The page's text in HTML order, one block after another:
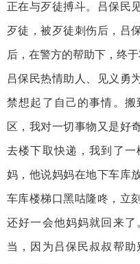
正在与歹徒搏斗。吕保民
歹徒，被歹徒刺伤后，吕
后，在警方的帮助下，终于
吕保民热情助人、见义勇
禁想起了自己的事情。
区，我对一切事物又是好
去楼下取快递，我到了
妈，他说妈妈在地下车库
车库楼梯口黑咕隆咚，立
还好一会他妈妈就回来
当，因为吕保民叔叔帮